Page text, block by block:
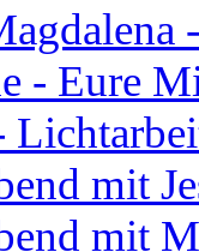
- Eure
mit
mit